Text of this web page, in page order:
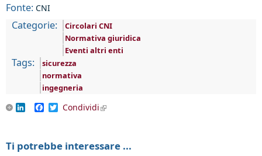
Fonte: CNI
Categorie:
Circolari CNI
Normativa giuridica
Eventi altri enti
Tags:
sicurezza
normativa
ingegneria
LinkedInFacebook
Twitter
Condividi(link is external)
Ti potrebbe interessare ...